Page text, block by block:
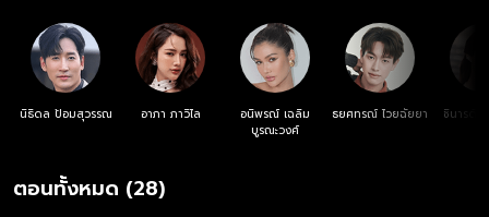
นิธิดล ป้อมสุวรรณ อาภา ภาวิไล
อนิพรณ์ เฉลิม
บูรณะวงศ์
ธยศทรณ์ ไวยฉัยยา
ชินารดี
ตอนทั้งหมด (28)